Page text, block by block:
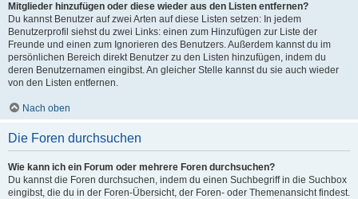
Mitglieder hinzufügen oder diese wieder aus den Listen entfernen?
Du kannst Benutzer auf zwei Arten auf diese Listen setzen: In jedem
Benutzerprofil siehst du zwei Links: einen zum Hinzufügen zur Liste der
Freunde und einen zum Ignorieren des Benutzers. Außerdem kannst du im
persönlichen Bereich direkt Benutzer zu den Listen hinzufügen, indem du
deren Benutzernamen eingibst. An gleicher Stelle kannst du sie auch wieder
von den Listen entfernen.
Nach oben
Die Foren durchsuchen
Wie kann ich ein Forum oder mehrere Foren durchsuchen?
Du kannst die Foren durchsuchen, indem du einen Suchbegriff in die Suchbox
eingibst, die du in der Foren-Übersicht, der Foren- oder Themenansicht findest.